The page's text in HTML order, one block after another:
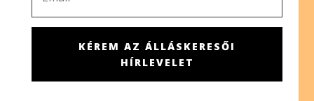
KÉREM AZ ÁLLÁSKERESŐI
HÍRLEVELET